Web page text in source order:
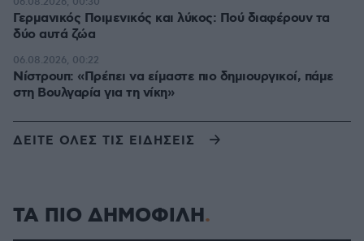
Γερμανικός Ποιμενικός και λύκος: Πού διαφέρουν τα
δύο αυτά ζώα
Νίστρουπ: «Πρέπει να είμαστε πιο δημιουργικοί, πάμε
στη Βουλγαρία για τη νίκη»
06.08.2026, 00:22
ΔΕΙΤΕ ΟΛΕΣ ΤΙΣ ΕΙΔΗΣΕΙΣ
ΤΑ ΠΙΟ ΔΗΜΟΦΙΛΗ